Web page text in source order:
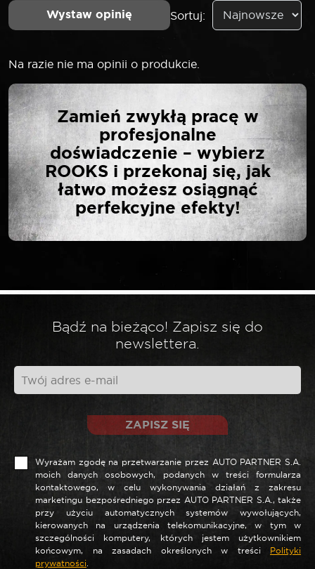
Wystaw opinię Sortuj:
Na razie nie ma opinii o produkcie.
NAPISZ PIERWSZĄ
OPINIĘ O „SELTA
NASADKI TORX E NA
SZYNIE 1/2” 9 CZ E10-
E24”
Twój adres email nie zostanie opublikowany.
Twoja opinia *
Nazwa*
Zamień zwykłą pracę w
profesjonalne
doświadczenie – wybierz
ROOKS i przekonaj się, jak
łatwo możesz osiągnąć
perfekcyjne efekty!
Bądź na bieżąco! Zapisz się do
newslettera.
ZAPISZ SIĘ
Wyrażam zgodę na przetwarzanie przez AUTO PARTNER S.A.
moich danych osobowych, podanych w treści formularza
kontaktowego, w celu wykonywania działań z zakresu
marketingu bezpośredniego przez AUTO PARTNER S.A., także
przy użyciu automatycznych systemów wywołujących,
kierowanych na urządzenia telekomunikacyjne, w tym w
szczególności komputery, których jestem użytkownikiem
końcowym, na zasadach określonych w treści Polityki
prywatności